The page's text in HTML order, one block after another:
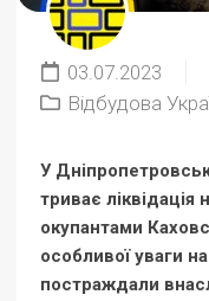
03.07.2023
Відбудова
У
триває ліквідація
окупантами
особливої уваги
постраждали